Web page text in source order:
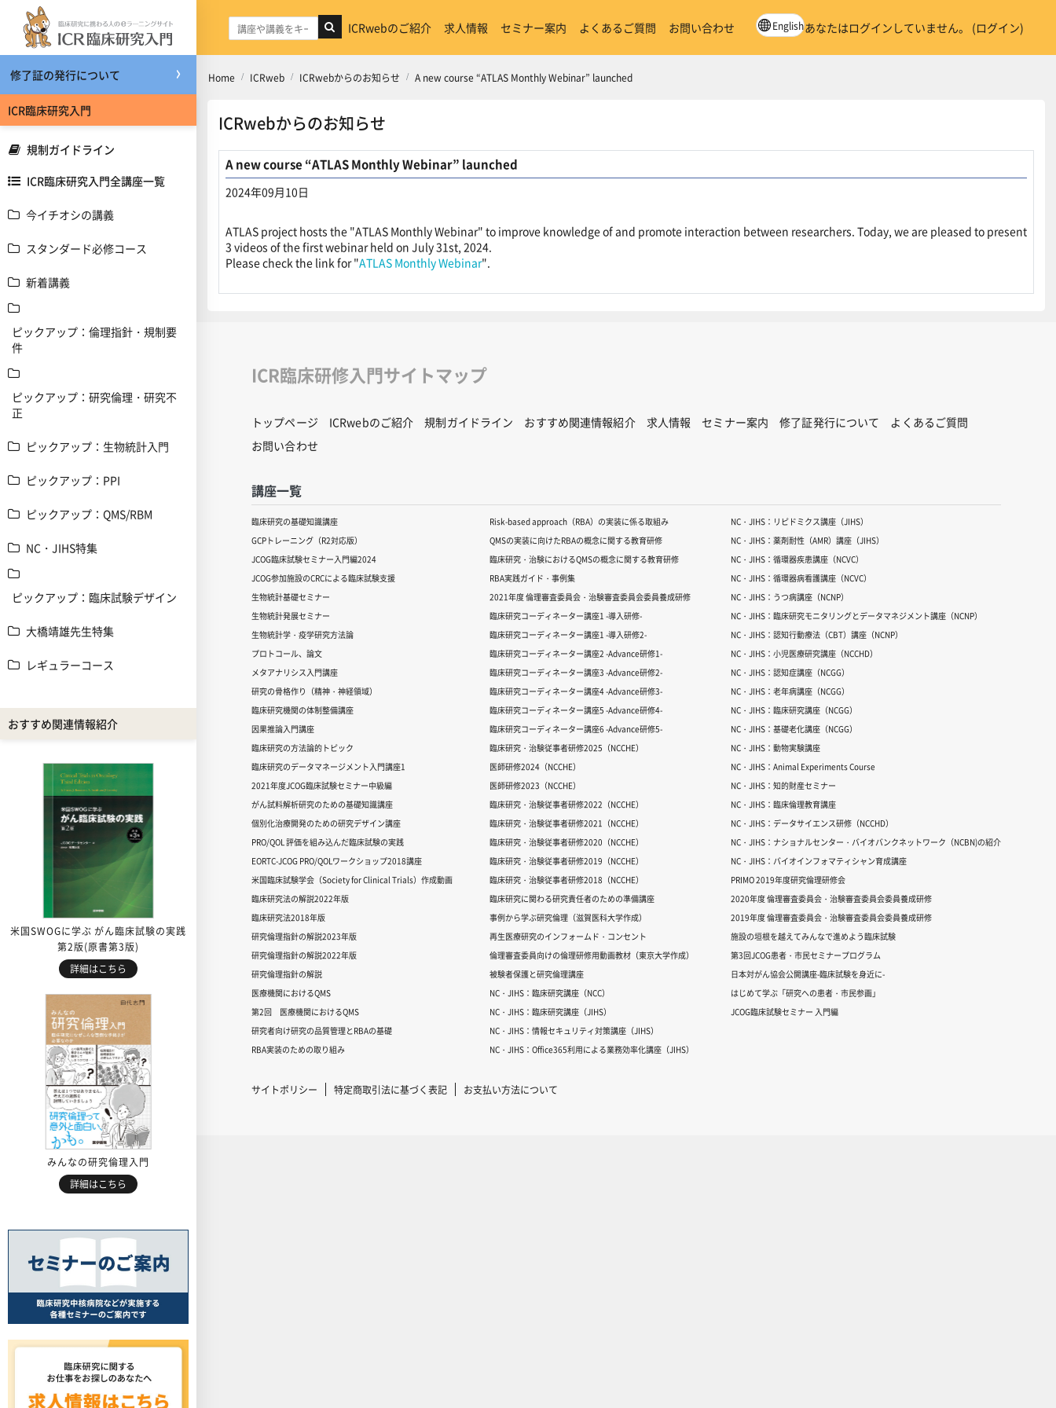
メインコンテンツへスキップする
修了証の発行について
ICR臨床研究入門
規制ガイドライン
ICR臨床研究入門全講座一覧
今イチオシの講義
スタンダード必修コース
新着講義
ピックアップ：倫理指針・規制要
件
ピックアップ：研究倫理・研究不
正
ピックアップ：生物統計入門
ピックアップ：PPI
ピックアップ：QMS/RBM
NC・JIHS特集
ピックアップ：臨床試験デザイン
大橋靖雄先生特集
レギュラーコース
おすすめ関連情報紹介
米国SWOGに学ぶ がん臨床試験の実践
第2版(原書第3版)
詳細はこちら
みんなの研究倫理入門
詳細はこちら
ICRwebのご紹介 求人情報 セミナー案内 よくあるご質問 お問い合わせ Englishあなたはログインしていません。 (ログイン)
Home ICRweb ICRwebからのお知らせ A new course “ATLAS Monthly Webinar” launched
ICRwebからのお知らせ
A new course “ATLAS Monthly Webinar” launched
2024年09月10日
ATLAS project hosts the "ATLAS Monthly Webinar" to improve knowledge of and promote interaction between researchers. Today, we are pleased to present
3 videos of the first webinar held on July 31st, 2024.
Please check the link for "ATLAS Monthly Webinar".
ICR臨床研修入門サイトマップ
トップページ ICRwebのご紹介 規制ガイドライン おすすめ関連情報紹介 求人情報 セミナー案内 修了証発行について
よくあるご質問
お問い合わせ
講座一覧
臨床研究の基礎知識講座
GCPトレーニング（R2対応版）
JCOG臨床試験セミナー入門編2024
JCOG参加施設のCRCによる臨床試験支援
生物統計基礎セミナー
生物統計発展セミナー
生物統計学・疫学研究方法論
プロトコール、論文
メタアナリシス入門講座
研究の骨格作り（精神・神経領域）
臨床研究機関の体制整備講座
因果推論入門講座
臨床研究の方法論的トピック
臨床研究のデータマネージメント入門講座1
2021年度JCOG臨床試験セミナー中級編
がん試料解析研究のための基礎知識講座
個別化治療開発のための研究デザイン講座
PRO/QOL 評価を組み込んだ臨床試験の実践
EORTC-JCOG PRO/QOLワークショップ2018講座
米国臨床試験学会（Society for Clinical Trials）作成動画
臨床研究法の解説2022年版
臨床研究法2018年版
研究倫理指針の解説2023年版
研究倫理指針の解説2022年版
研究倫理指針の解説
医療機関におけるQMS
第2回 医療機関におけるQMS
研究者向け研究の品質管理とRBAの基礎
RBA実装のための取り組み
Risk-based approach（RBA）の実装に係る取組み
QMSの実装に向けたRBAの概念に関する教育研修
臨床研究・治験におけるQMSの概念に関する教育研修
RBA実践ガイド・事例集
2021年度 倫理審査委員会・治験審査委員会委員養成研修
臨床研究コーディネーター講座1 -導入研修-
臨床研究コーディネーター講座1 -導入研修2-
臨床研究コーディネーター講座2 -Advance研修1-
臨床研究コーディネーター講座3 -Advance研修2-
臨床研究コーディネーター講座4 -Advance研修3-
臨床研究コーディネーター講座5 -Advance研修4-
臨床研究コーディネーター講座6 -Advance研修5-
臨床研究・治験従事者研修2025（NCCHE）
医師研修2024（NCCHE）
医師研修2023（NCCHE）
臨床研究・治験従事者研修2022（NCCHE）
臨床研究・治験従事者研修2021（NCCHE）
臨床研究・治験従事者研修2020（NCCHE）
臨床研究・治験従事者研修2019（NCCHE）
臨床研究・治験従事者研修2018（NCCHE）
臨床研究に関わる研究責任者のための準備講座
事例から学ぶ研究倫理（滋賀医科大学作成）
再生医療研究のインフォームド・コンセント
倫理審査委員向けの倫理研修用動画教材（東京大学作成）
被験者保護と研究倫理講座
NC・JIHS：臨床研究講座（NCC）
NC・JIHS：臨床研究講座（JIHS）
NC・JIHS：情報セキュリティ対策講座（JIHS）
NC・JIHS：Office365利用による業務効率化講座（JIHS）
NC・JIHS：リピドミクス講座（JIHS）
NC・JIHS：薬剤耐性（AMR）講座（JIHS）
NC・JIHS：循環器疾患講座（NCVC）
NC・JIHS：循環器病看護講座（NCVC）
NC・JIHS：うつ病講座（NCNP）
NC・JIHS：臨床研究モニタリングとデータマネジメント講座（NCNP）
NC・JIHS：認知行動療法（CBT）講座（NCNP）
NC・JIHS：小児医療研究講座（NCCHD）
NC・JIHS：認知症講座（NCGG）
NC・JIHS：老年病講座（NCGG）
NC・JIHS：臨床研究講座（NCGG）
NC・JIHS：基礎老化講座（NCGG）
NC・JIHS：動物実験講座
NC・JIHS：Animal Experiments Course
NC・JIHS：知的財産セミナー
NC・JIHS：臨床倫理教育講座
NC・JIHS：データサイエンス研修（NCCHD）
NC・JIHS：ナショナルセンター・バイオバンクネットワーク（NCBN)の紹介
NC・JIHS：バイオインフォマティシャン育成講座
PRIMO 2019年度研究倫理研修会
2020年度 倫理審査委員会・治験審査委員会委員養成研修
2019年度 倫理審査委員会・治験審査委員会委員養成研修
施設の垣根を越えてみんなで進めよう臨床試験
第3回JCOG患者・市民セミナープログラム
日本対がん協会公開講座-臨床試験を身近に-
はじめて学ぶ「研究への患者・市民参画」
JCOG臨床試験セミナー 入門編
サイトポリシー 特定商取引法に基づく表記 お支払い方法について